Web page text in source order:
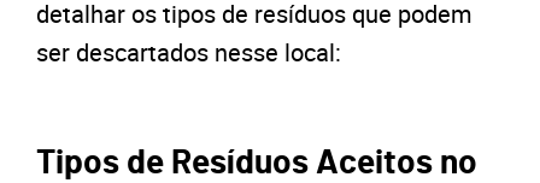
detalhar os tipos de resíduos que podem
ser descartados nesse local:
Tipos de Resíduos Aceitos no